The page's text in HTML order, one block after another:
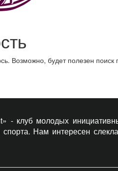
Возможно, будет полезен поиск
- клуб молодых
спорта. Нам интересен